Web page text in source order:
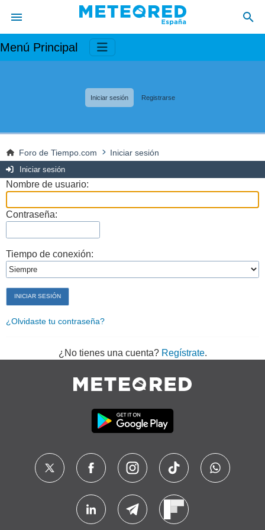
Menú Principal
Iniciar sesión Registrarse
Foro de Tiempo.com Iniciar sesión
Iniciar sesión
Nombre de usuario:
Contraseña:
Tiempo de conexión:
¿Olvidaste tu contraseña?
¿No tienes una cuenta? Regístrate.